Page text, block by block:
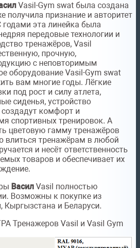
Vasil-Gym swat была создана
получила признание и авторитет
эта линейка была
передовые технологии и
тренажёров, Vasil
прочную,
с неповторимым
оборудование Vasil-Gym swat
вам многие годы. Лёгкие
под рост и силу атлета,
сиденья, устройство
создадут комфорт и
спортивных тренировок. А
цветовую гамму тренажёров
влиться тренажёрам в любой
и несёт ответственность
товаров и обеспечивает их
Васил Vasil полностью
Возможны к покупке из
Кыргызстана и Беларуси.
Тренажеров Vasil и Vasil Gym